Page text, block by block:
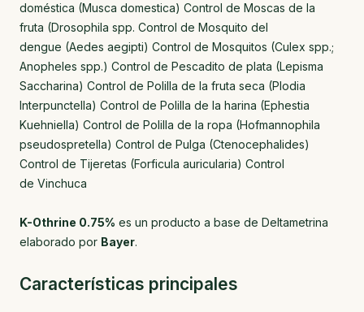
doméstica (Musca domestica) Control de Moscas de la
fruta (Drosophila spp. Control de Mosquito del
dengue (Aedes aegipti) Control de Mosquitos (Culex spp.;
Anopheles spp.) Control de Pescadito de plata (Lepisma
Saccharina) Control de Polilla de la fruta seca (Plodia
Interpunctella) Control de Polilla de la harina (Ephestia
Kuehniella) Control de Polilla de la ropa (Hofmannophila
pseudospretella) Control de Pulga (Ctenocephalides)
Control de Tijeretas (Forficula auricularia) Control
de Vinchuca
K-Othrine 0.75% es un producto a base de Deltametrina
elaborado por Bayer.
Características principales